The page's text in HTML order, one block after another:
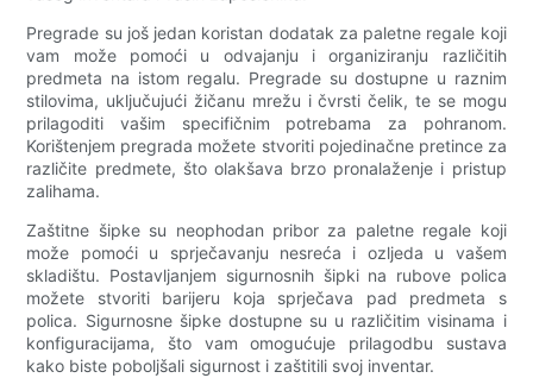
Pregrade su još jedan koristan dodatak za paletne regale koji
vam može pomoći u odvajanju i organiziranju različitih
predmeta na istom regalu. Pregrade su dostupne u raznim
stilovima, uključujući žičanu mrežu i čvrsti čelik, te se mogu
prilagoditi vašim specifičnim potrebama za pohranom.
Korištenjem pregrada možete stvoriti pojedinačne pretince za
različite predmete, što olakšava brzo pronalaženje i pristup
zalihama.
Zaštitne šipke su neophodan pribor za paletne regale koji
može pomoći u sprječavanju nesreća i ozljeda u vašem
skladištu. Postavljanjem sigurnosnih šipki na rubove polica
možete stvoriti barijeru koja sprječava pad predmeta s
polica. Sigurnosne šipke dostupne su u različitim visinama i
konfiguracijama, što vam omogućuje prilagodbu sustava
kako biste poboljšali sigurnost i zaštitili svoj inventar.